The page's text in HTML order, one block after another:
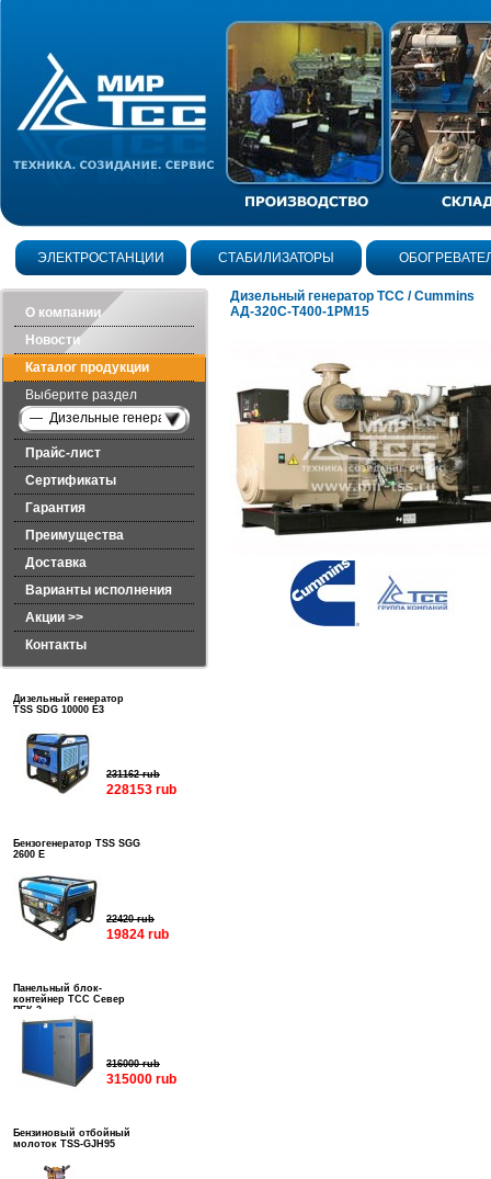
ЭЛЕКТРОСТАНЦИИ СТАБИЛИЗАТОРЫ
О компании
Новости
Каталог продукции
Выберите раздел
— Дизельные генераторы открытого исполнения
Прайс-лист
Сертификаты
Гарантия
Преимущества
Доставка
Варианты исполнения
Акции >>
Контакты
Дизельный генератор
TSS SDG 10000 E3
231162 rub
228153 rub
Бензогенератор TSS SGG
2600 E
22420 rub
19824 rub
Панельный блок-
контейнер ТСС Север
ПБК-3
316000 rub
315000 rub
Бензиновый отбойный
молоток TSS-GJH95
Дизельный генератор ТСС / Cummins
АД-320С-Т400-1РМ15